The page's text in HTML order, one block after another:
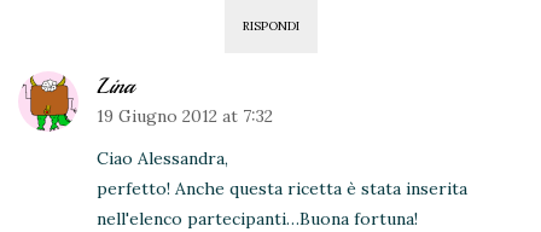
RISPONDI
Lina
19 Giugno 2012 at 7:32
Ciao Alessandra,
perfetto! Anche questa ricetta è stata inserita
nell'elenco partecipanti…Buona fortuna!